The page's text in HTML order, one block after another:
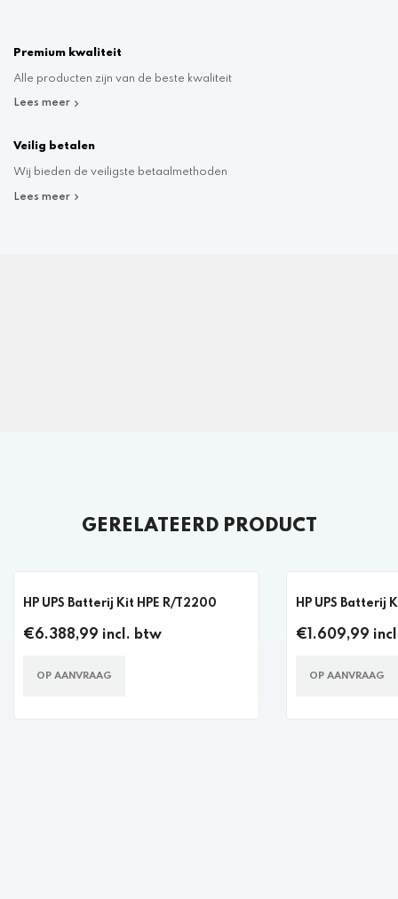
Premium kwaliteit
Alle producten zijn van de beste kwaliteit
Lees meer
Veilig betalen
Wij bieden de veiligste betaalmethoden
Lees meer
GERELATEERD PRODUCT
HP UPS Batterij Kit HPE R/T2200
€6.388,99 incl. btw
OP AANVRAAG
HP UPS Batterij
€1.609,99
OP AANVRAAG